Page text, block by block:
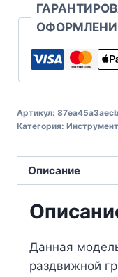
Артикул: 87ea45a3aecb
Категория:
Описание
Данная
раздвижной